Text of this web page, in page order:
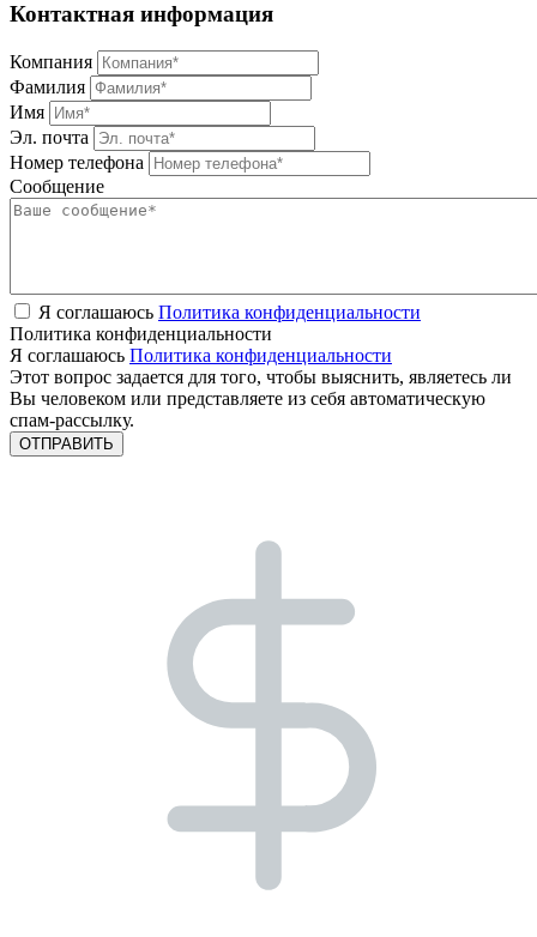
Контактная информация
Компания
Фамилия
Имя
Эл. почта
Номер телефона
Сообщение
Я соглашаюсь Политика конфиденциальности
Политика конфиденциальности
Я соглашаюсь Политика конфиденциальности
Этот вопрос задается для того, чтобы выяснить, являетесь ли
Вы человеком или представляете из себя автоматическую
спам-рассылку.